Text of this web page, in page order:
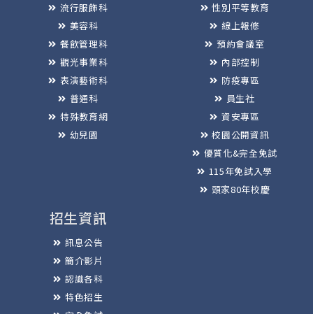
流行服飾科
美容科
餐飲管理科
觀光事業科
表演藝術科
普通科
特殊教育網
幼兒園
性別平等教育
線上報修
預約會議室
內部控制
防疫專區
員生社
資安專區
校園公開資訊
優質化&完全免試
115年免試入學
頭家80年校慶
招生資訊
訊息公告
簡介影片
認識各科
特色招生